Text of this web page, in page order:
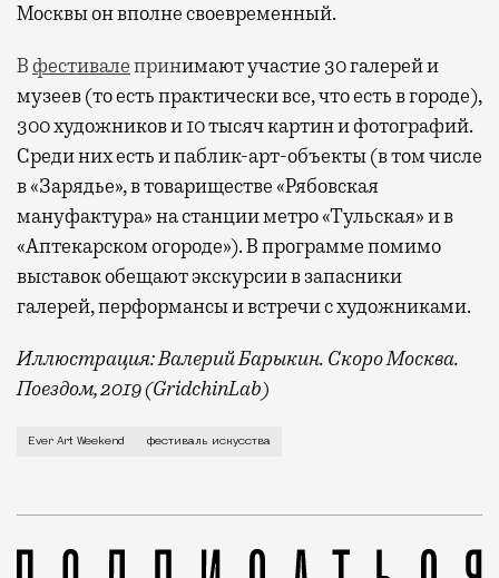
Москвы он вполне своевременный.
Вфестивалепринимают участие 30 галерей и
музеев (то есть практически все, что есть в городе),
300 художников и 10 тысяч картин и фотографий.
Среди них есть и паблик-арт-объекты (в том числе
в «Зарядье», в товариществе «Рябовская
мануфактура» на станции метро «Тульская» и в
«Аптекарском огороде»). В программе помимо
выставок обещают экскурсии в запасники
галерей, перформансы и встречи с художниками.
Иллюстрация: Валерий Барыкин. Скоро Москва.
Поездом, 2019 (GridchinLab)
Фестиваль Ever Art Weekend пройдет в этом году
Ever Art Weekend фестиваль искусства